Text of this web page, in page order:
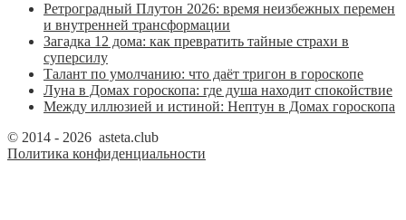
Ретроградный Плутон 2026: время неизбежных перемен
и внутренней трансформации
Загадка 12 дома: как превратить тайные страхи в
суперсилу
Талант по умолчанию: что даёт тригон в гороскопе
Луна в Домах гороскопа: где душа находит спокойствие
Между иллюзией и истиной: Нептун в Домах гороскопа
© 2014 - 2026 asteta.club
Политика конфиденциальности